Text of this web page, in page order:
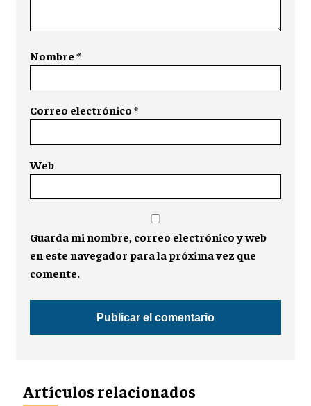
Nombre*
Correo electrónico*
Web
Guarda mi nombre, correo electrónico y web
en este navegador para la próxima vez que
comente.
Artículos relacionados